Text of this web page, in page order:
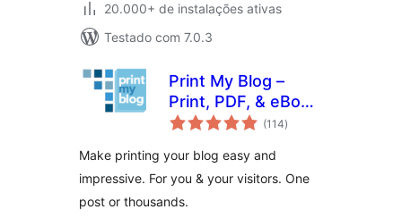
20.000+ de instalações ativas
Testado com 7.0.3
Print My Blog –
Print, PDF, & eBook
Converter
(114total
de
)
Make printing your blog easy and
impressive. For you & your visitors. One
post or thousands.